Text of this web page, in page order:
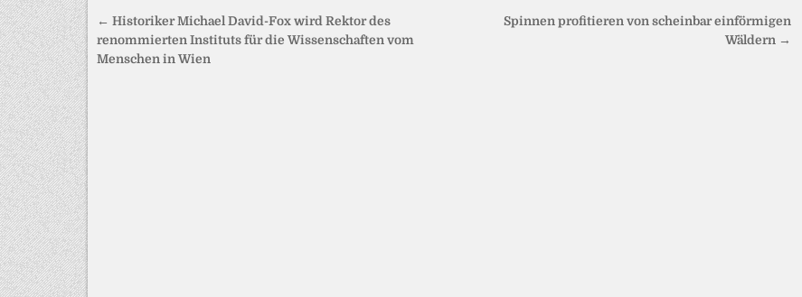
Beitragsnavigation
Spinnen profitieren von scheinbar einförmigen
Wäldern →
← Historiker Michael David-Fox wird Rektor des
renommierten Instituts für die Wissenschaften vom
Menschen in Wien